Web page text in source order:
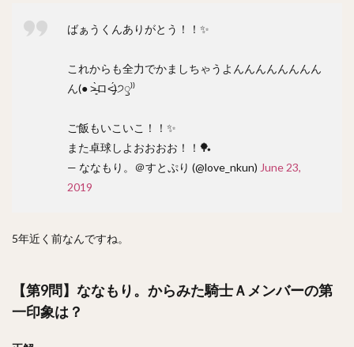
ばぁうくんありがとう！！✨
これからも全力でかましちゃうよんんんんんんんん
ん(● ˃̶͈̀ロ˂̶͈́)੭ꠥ⁾⁾
ご飯もいこいこ！！✨
また卓球しよおおおお！！🏓
— ななもり。＠すとぷり (@love_nkun) June 23,
2019
5年近く前なんですね。
【第9問】ななもり。からみた騎士Ａメンバーの第
一印象は？